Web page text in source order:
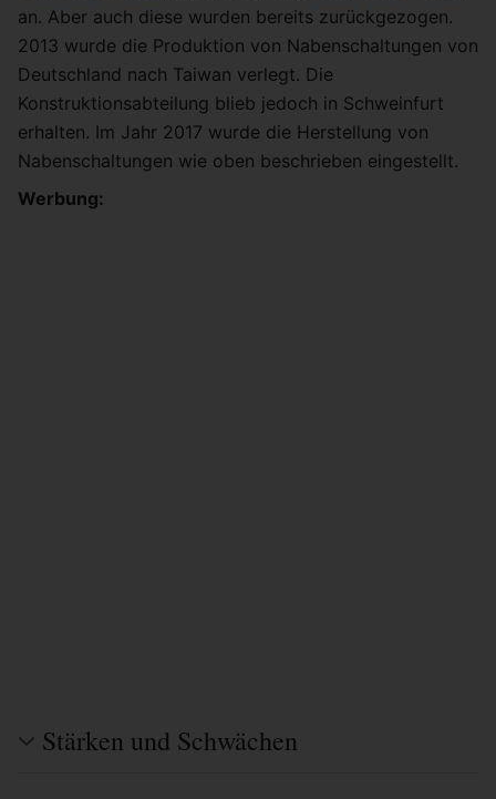
an. Aber auch diese wurden bereits zurückgezogen.
2013 wurde die Produktion von Nabenschaltungen von
Deutschland nach Taiwan verlegt. Die
Konstruktionsabteilung blieb jedoch in Schweinfurt
erhalten. Im Jahr 2017 wurde die Herstellung von
Nabenschaltungen wie oben beschrieben eingestellt.
Werbung:
Stärken und Schwächen